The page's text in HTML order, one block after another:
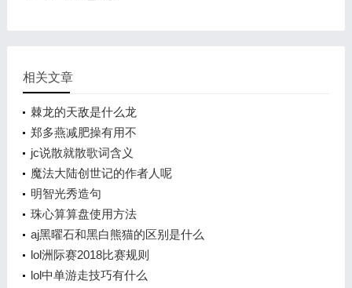
相关文章
棘龙的天敌是什么龙
郑多燕减肥操有用不
jc说散就散歌词含义
魔法大陆创世记的作者人呢
明智光秀造句
珠心算算盘使用方法
aj黑曜石和黑白熊猫的区别是什么
lol洲际赛2018比赛规则
lol中单游走技巧有什么